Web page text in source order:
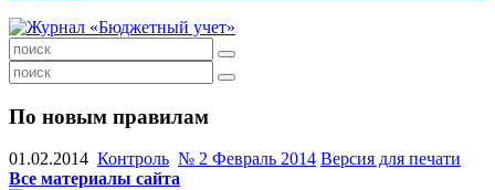
По новым правилам
01.02.2014 Контроль № 2 Февраль 2014 Версия для печати
Все материалы сайта